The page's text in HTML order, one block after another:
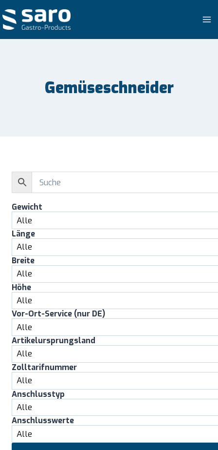
Inhalt
springen
Gemüseschneider
Gewicht
Länge
Breite
Höhe
Vor-Ort-Service (nur DE)
Artikelursprungsland
Zolltarifnummer
Anschlusstyp
Anschlusswerte